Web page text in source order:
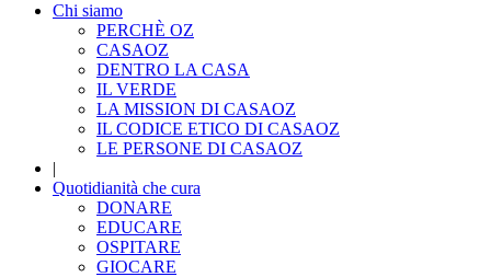
Chi siamo
PERCHÈ OZ
CASAOZ
DENTRO LA CASA
IL VERDE
LA MISSION DI CASAOZ
IL CODICE ETICO DI CASAOZ
LE PERSONE DI CASAOZ
|
Quotidianità che cura
DONARE
EDUCARE
OSPITARE
GIOCARE